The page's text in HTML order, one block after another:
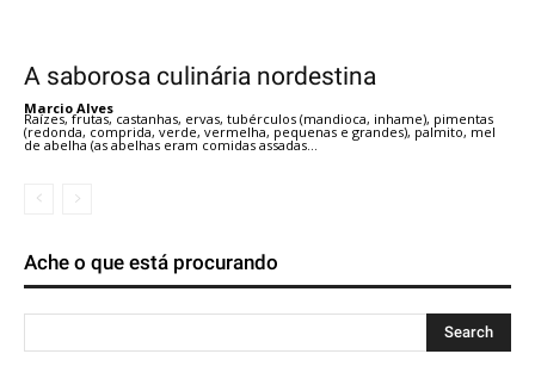
A saborosa culinária nordestina
Marcio Alves
Raízes, frutas, castanhas, ervas, tubérculos (mandioca, inhame), pimentas
(redonda, comprida, verde, vermelha, pequenas e grandes), palmito, mel
de abelha (as abelhas eram comidas assadas...
Ache o que está procurando